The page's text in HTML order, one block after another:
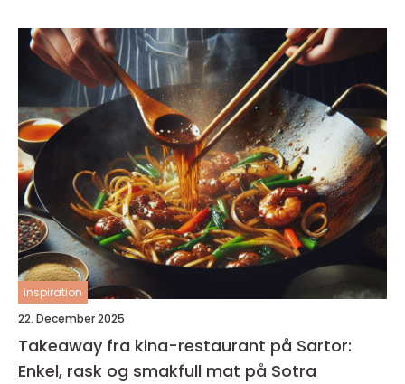
inspiration
22. December 2025
Takeaway fra kina-restaurant på Sartor:
Enkel, rask og smakfull mat på Sotra